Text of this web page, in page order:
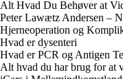
Alt Hvad Du Behøver at
Peter Lawætz Andersen –
Hjerneoperation og
Hvad er dysenteri
Hvad er PCR og Antigen
Alt hvad du har brug for at